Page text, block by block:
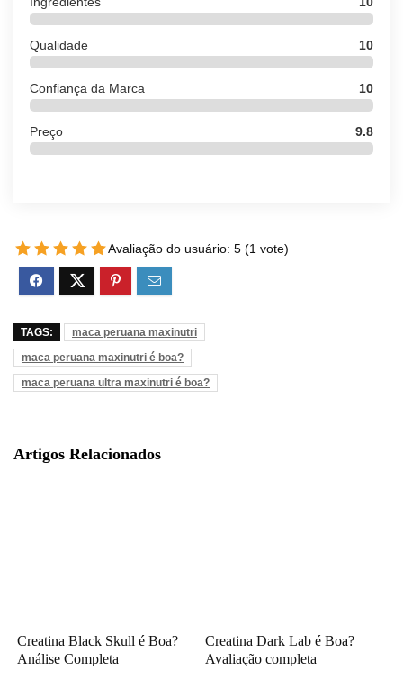
Qualidade 10
Confiança da Marca 10
Preço 9.8
Avaliação do usuário: 5 (1 vote)
TAGS:
maca peruana maxinutri
maca peruana maxinutri é boa?
maca peruana ultra maxinutri é boa?
Artigos Relacionados
Creatina Black Skull é Boa?
Análise Completa
Creatina Dark Lab é Boa?
Avaliação completa